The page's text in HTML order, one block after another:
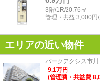
3階/1R/20.76㎡
管理・共益:3,000円
エリアの近い物件
パークアクシス市川
9.1万円
(管理費・共益費